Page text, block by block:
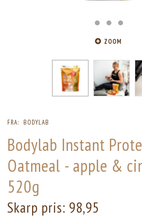
ZOOM
FRA: BODYLAB
Bodylab Instant
Oatmeal - apple &
520g
Skarp pris: 98,95